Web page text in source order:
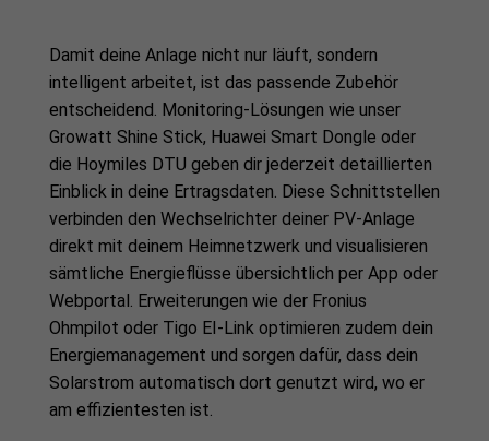
Damit deine Anlage nicht nur läuft, sondern
intelligent arbeitet, ist das passende Zubehör
entscheidend. Monitoring-Lösungen wie unser
Growatt Shine Stick, Huawei Smart Dongle oder
die Hoymiles DTU geben dir jederzeit detaillierten
Einblick in deine Ertragsdaten. Diese Schnittstellen
verbinden den Wechselrichter deiner PV-Anlage
direkt mit deinem Heimnetzwerk und visualisieren
sämtliche Energieflüsse übersichtlich per App oder
Webportal. Erweiterungen wie der Fronius
Ohmpilot oder Tigo EI-Link optimieren zudem dein
Energiemanagement und sorgen dafür, dass dein
Solarstrom automatisch dort genutzt wird, wo er
am effizientesten ist.